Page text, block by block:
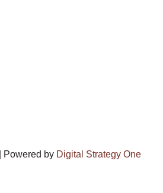
Powered by Digital Strategy One